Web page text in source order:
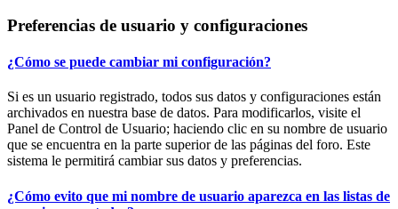
Preferencias de usuario y configuraciones
¿Cómo se puede cambiar mi configuración?
Si es un usuario registrado, todos sus datos y configuraciones están
archivados en nuestra base de datos. Para modificarlos, visite el
Panel de Control de Usuario; haciendo clic en su nombre de usuario
que se encuentra en la parte superior de las páginas del foro. Este
sistema le permitirá cambiar sus datos y preferencias.
¿Cómo evito que mi nombre de usuario aparezca en las listas de